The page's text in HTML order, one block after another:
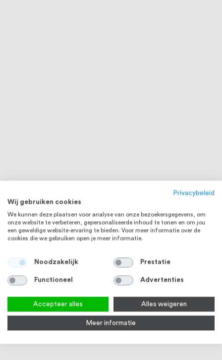
RVS 316 RVS 316
Privacybeleid
Wij gebruiken cookies
We kunnen deze plaatsen voor analyse van onze bezoekersgegevens, om
onze website te verbeteren, gepersonaliseerde inhoud te tonen en om jou
een geweldige website-ervaring te bieden. Voor meer informatie over de
cookies die we gebruiken open je meer informatie.
Noodzakelijk Prestatie
Functioneel Advertenties
Accepteer alles Alles weigeren
Meer informatie